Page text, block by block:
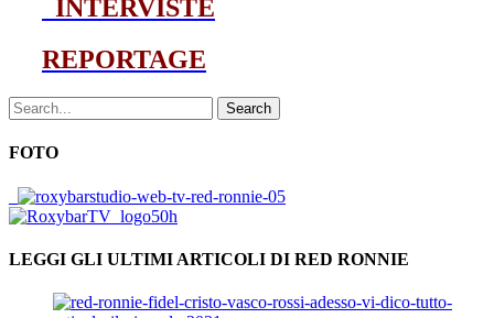
INTERVISTE
REPORTAGE
Search
FOTO
LEGGI GLI ULTIMI ARTICOLI DI RED RONNIE